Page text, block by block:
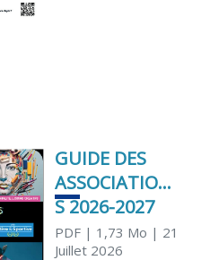
GUIDE DES
ASSOCIATION
S 2026-2027
PDF| 1,73 Mo | 21
Juillet 2026